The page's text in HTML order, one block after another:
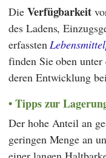
Die Verfügbarkeit
des Ladens,
erfassten
finden Sie oben
deren Entwicklung
Tipps zur
Der hohe Anteil an
geringen Menge an